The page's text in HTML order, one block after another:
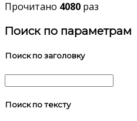
Прочитано 4080 раз
Поиск по параметрам
Поиск по заголовку
Поиск по тексту